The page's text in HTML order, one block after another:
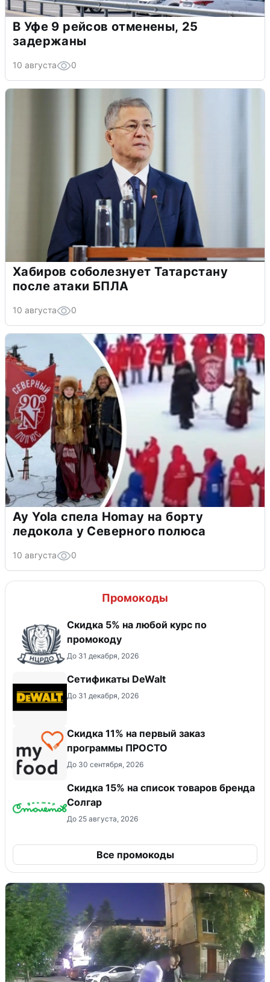
В Уфе 9 рейсов отменены, 25
задержаны
10 августа 0
Хабиров соболезнует Татарстану
после атаки БПЛА
10 августа 0
Ay Yola спела Homay на борту
ледокола у Северного полюса
10 августа 0
Промокоды
Скидка 5% на любой курс по
промокоду
До 31 декабря, 2026
Сетификаты DeWalt
До 31 декабря, 2026
Скидка 11% на первый заказ
программы ПРОСТО
До 30 сентября, 2026
Скидка 15% на список товаров бренда
Солгар
До 25 августа, 2026
Все промокоды